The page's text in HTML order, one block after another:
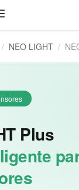
/ NEO LIGHT /
Plus